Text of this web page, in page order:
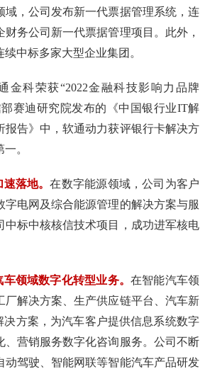
域，公司发布新一代票据管理系统，连
务公司新一代票据管理项目。此外，
中标多家大型企业集团。
金科荣获“2022金融科技影响力品牌
赛迪研究院发布的《中国银行业IT解
报告》中，软通动力获评银行卡解决方
。
速落地。在数字能源领域，公司为客户
字电网及综合能源管理的解决方案与服
中标中核核信技术项目，成功进军核电
领域数字化转型业务。 在智能汽车领
厂解决方案、生产供应链平台、汽车新
决方案，为汽车客户提供信息系统数字
、营销服务数字化咨询服务。公司不断
动驾驶、智能网联等智能汽车产品研发